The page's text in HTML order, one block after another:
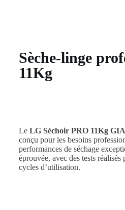
Sèche-linge
11Kg
Le LG Séchoir PRO 11Kg
conçu pour les besoins
performances de séchage
éprouvée, avec des tests
cycles d’utilisation.